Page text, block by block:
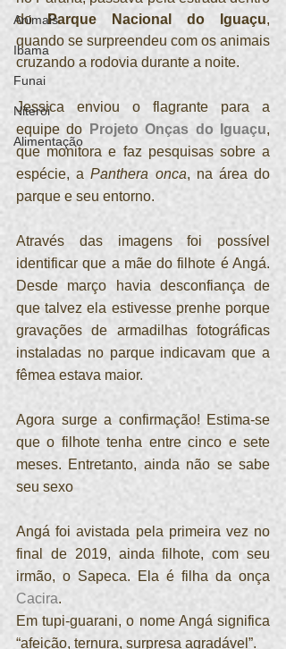
Animais
Ibama
Funai
Niterói
Alimentação
do Parque Nacional do Iguaçu,
quando se surpreendeu com os animais
cruzando a rodovia durante a noite.
Jessica enviou o flagrante para a
equipe do
Projeto Onças do Iguaçu,
que monitora e faz pesquisas sobre a
espécie, a Panthera onca, na área do
parque e seu entorno.
Através das imagens foi possível
identificar que a mãe do filhote é Angá.
Desde março havia desconfiança de
que talvez ela estivesse prenhe porque
gravações de armadilhas fotográficas
instaladas no parque indicavam que a
fêmea estava maior.
Agora surge a confirmação! Estima-se
que o filhote tenha entre cinco e sete
meses. Entretanto, ainda não se sabe
seu sexo
Angá foi avistada pela primeira vez no
final de 2019, ainda filhote, com seu
Cacira.
Em tupi-guarani, o nome Angá significa
“afeição, ternura, surpresa agradável”.